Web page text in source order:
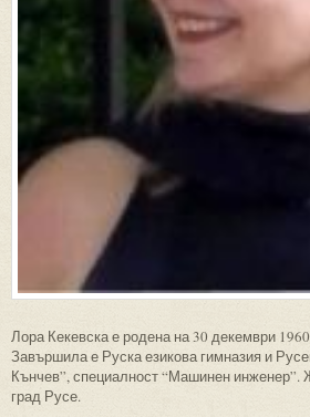
Лора Кекевска е родена на 30 декември 1960
Завършила е Руска езикова гимназия и
Кънчев”, специалност “Машинен инженер”.
град Русе.